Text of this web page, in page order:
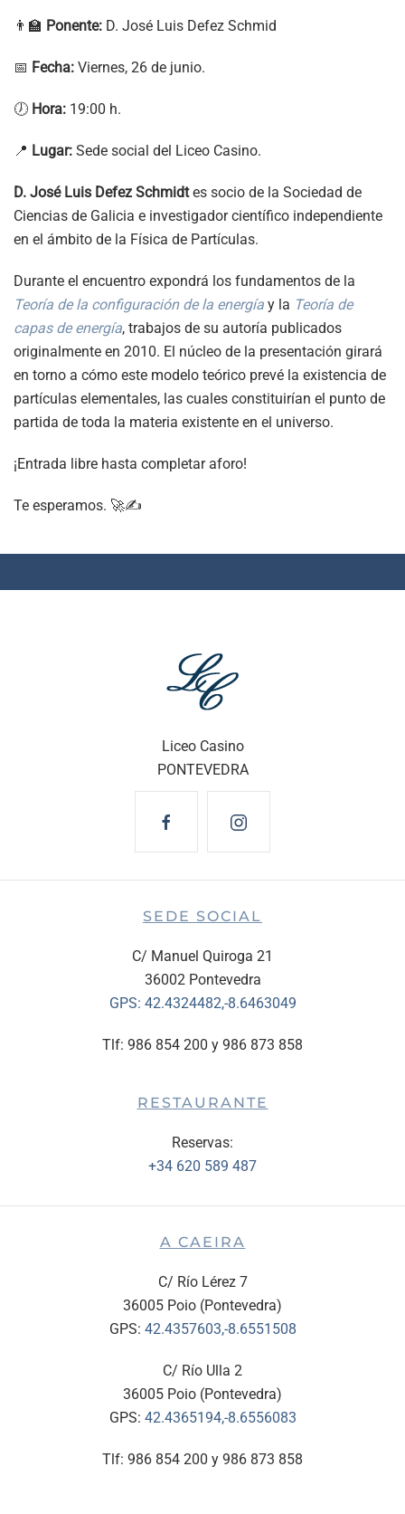
👨‍🏫 Ponente: D. José Luis Defez Schmid
📅 Fecha: Viernes, 26 de junio.
🕖 Hora: 19:00 h.
📍 Lugar: Sede social del Liceo Casino.
D. José Luis Defez Schmidtes socio de la Sociedad de
Ciencias de Galicia e investigador científico independiente
en el ámbito de la Física de Partículas.
Durante el encuentro expondrá los fundamentos de la
Teoría de la configuración de la energía y la Teoría de
capas de energía, trabajos de su autoría publicados
originalmente en 2010. El núcleo de la presentación girará
en torno a cómo este modelo teórico prevé la existencia de
partículas elementales, las cuales constituirían el punto de
partida de toda la materia existente en el universo.
¡Entrada libre hasta completar aforo!
Te esperamos. 🚀✍️
Liceo Casino
PONTEVEDRA
SEDE SOCIAL
C/ Manuel Quiroga 21
36002 Pontevedra
GPS: 42.4324482,-8.6463049
Tlf: 986 854 200 y 986 873 858
RESTAURANTE
Reservas:
+34 620 589 487
A CAEIRA
C/ Río Lérez 7
36005 Poio (Pontevedra)
GPS: 42.4357603,-8.6551508
C/ Río Ulla 2
36005 Poio (Pontevedra)
GPS: 42.4365194,-8.6556083
Tlf: 986 854 200 y 986 873 858